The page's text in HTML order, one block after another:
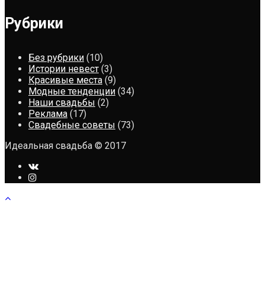
Рубрики
Без рубрики (10)
Истории невест (3)
Красивые места (9)
Модные тенденции (34)
Наши свадьбы (2)
Реклама (17)
Свадебные советы (73)
Идеальная свадьба © 2017